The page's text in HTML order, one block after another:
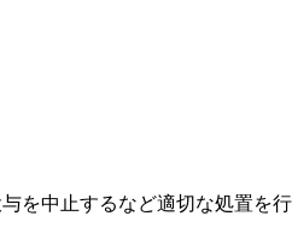
を中止するなど適切な処置を行